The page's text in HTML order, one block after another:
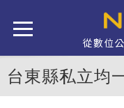
從數位
台東縣私立均